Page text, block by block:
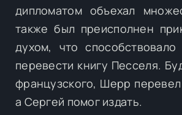
дипломатом объехал
также был преисполнен
духом, что
перевести книгу Песселя.
французского, Шерр
а Сергей помог издать.